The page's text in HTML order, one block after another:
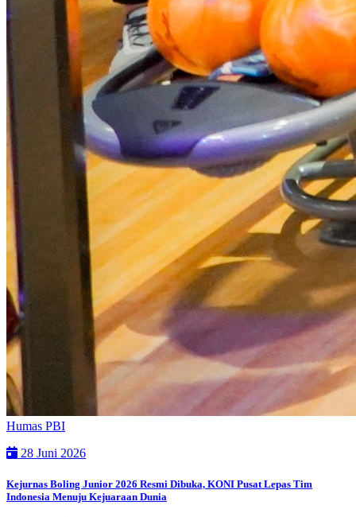
Humas PBI
28 Juni 2026
Kejurnas Boling Junior 2026 Resmi Dibuka, KONI Pusat Lepas Tim
Indonesia Menuju Kejuaraan Dunia